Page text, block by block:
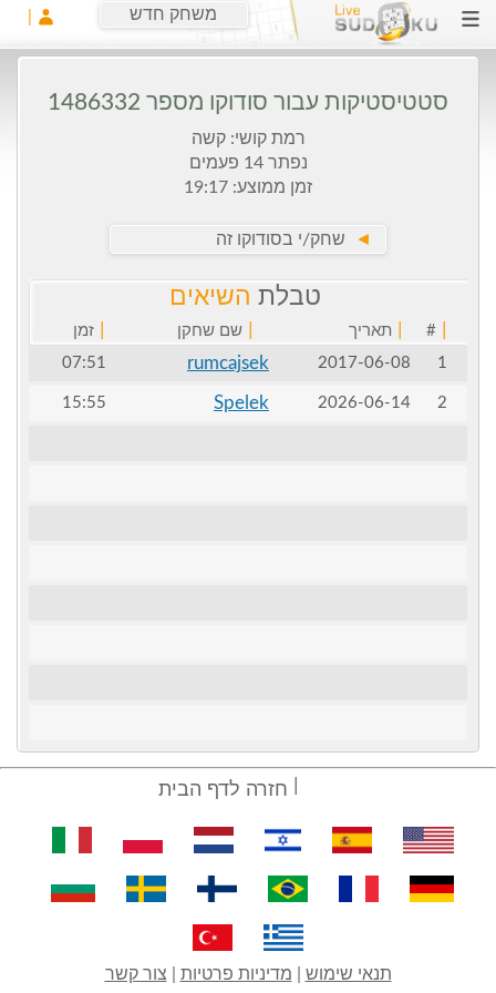
משחק חדש
סטטיסטיקות עבור סודוקו מספר 1486332
רמת קושי: קשה
נפתר 14 פעמים
זמן ממוצע: 19:17
►שחק/י בסודוקו זה
טבלת השיאים
# תאריך שם שחקן
זמן
1
2017-06-08
rumcajsek
07:51
2
2026-06-14
Spelek
15:55
חזרה לדף הבית
תנאי שימוש| מדיניות פרטיות| צור קשר